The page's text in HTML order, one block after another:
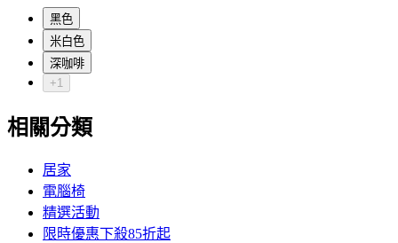
黑色
米白色
深咖啡
+1
相關分類
居家
電腦椅
精選活動
限時優惠下殺85折起